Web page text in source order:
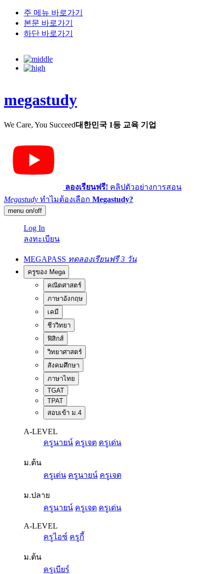
주 메뉴 바로가기
본문 바로가기
하단 바로가기
megastudy
We Care, You Succeed대한민국 1등 교육 기업
ลองเรียนฟรี! คลิปตัวอย่างการสอน
Megastudy ทำไมต้องเลือก Megastudy?
menu on/off
Log In
ลงทะเบียน
MEGAPASS ทดลองเรียนฟรี 3 วัน
ครูของ Mega
คณิตศาสตร์
ภาษาอังกฤษ
เคมี
ชีววิทยา
ฟิสิกส์
วิทยาศาสตร์
สังคมศึกษา
ภาษาไทย
TGAT
TPAT
สอบเข้า ม.4
A-LEVEL
ครูนายน์ ครูเจต ครูเด่น
ม.ต้น
ครูเด่น ครูนายน์ ครูเจต
ม.ปลาย
ครูนายน์ ครูเจต ครูเด่น
A-LEVEL
ครูไอซ์ ครูกี้
ม.ต้น
ครูเบียร์